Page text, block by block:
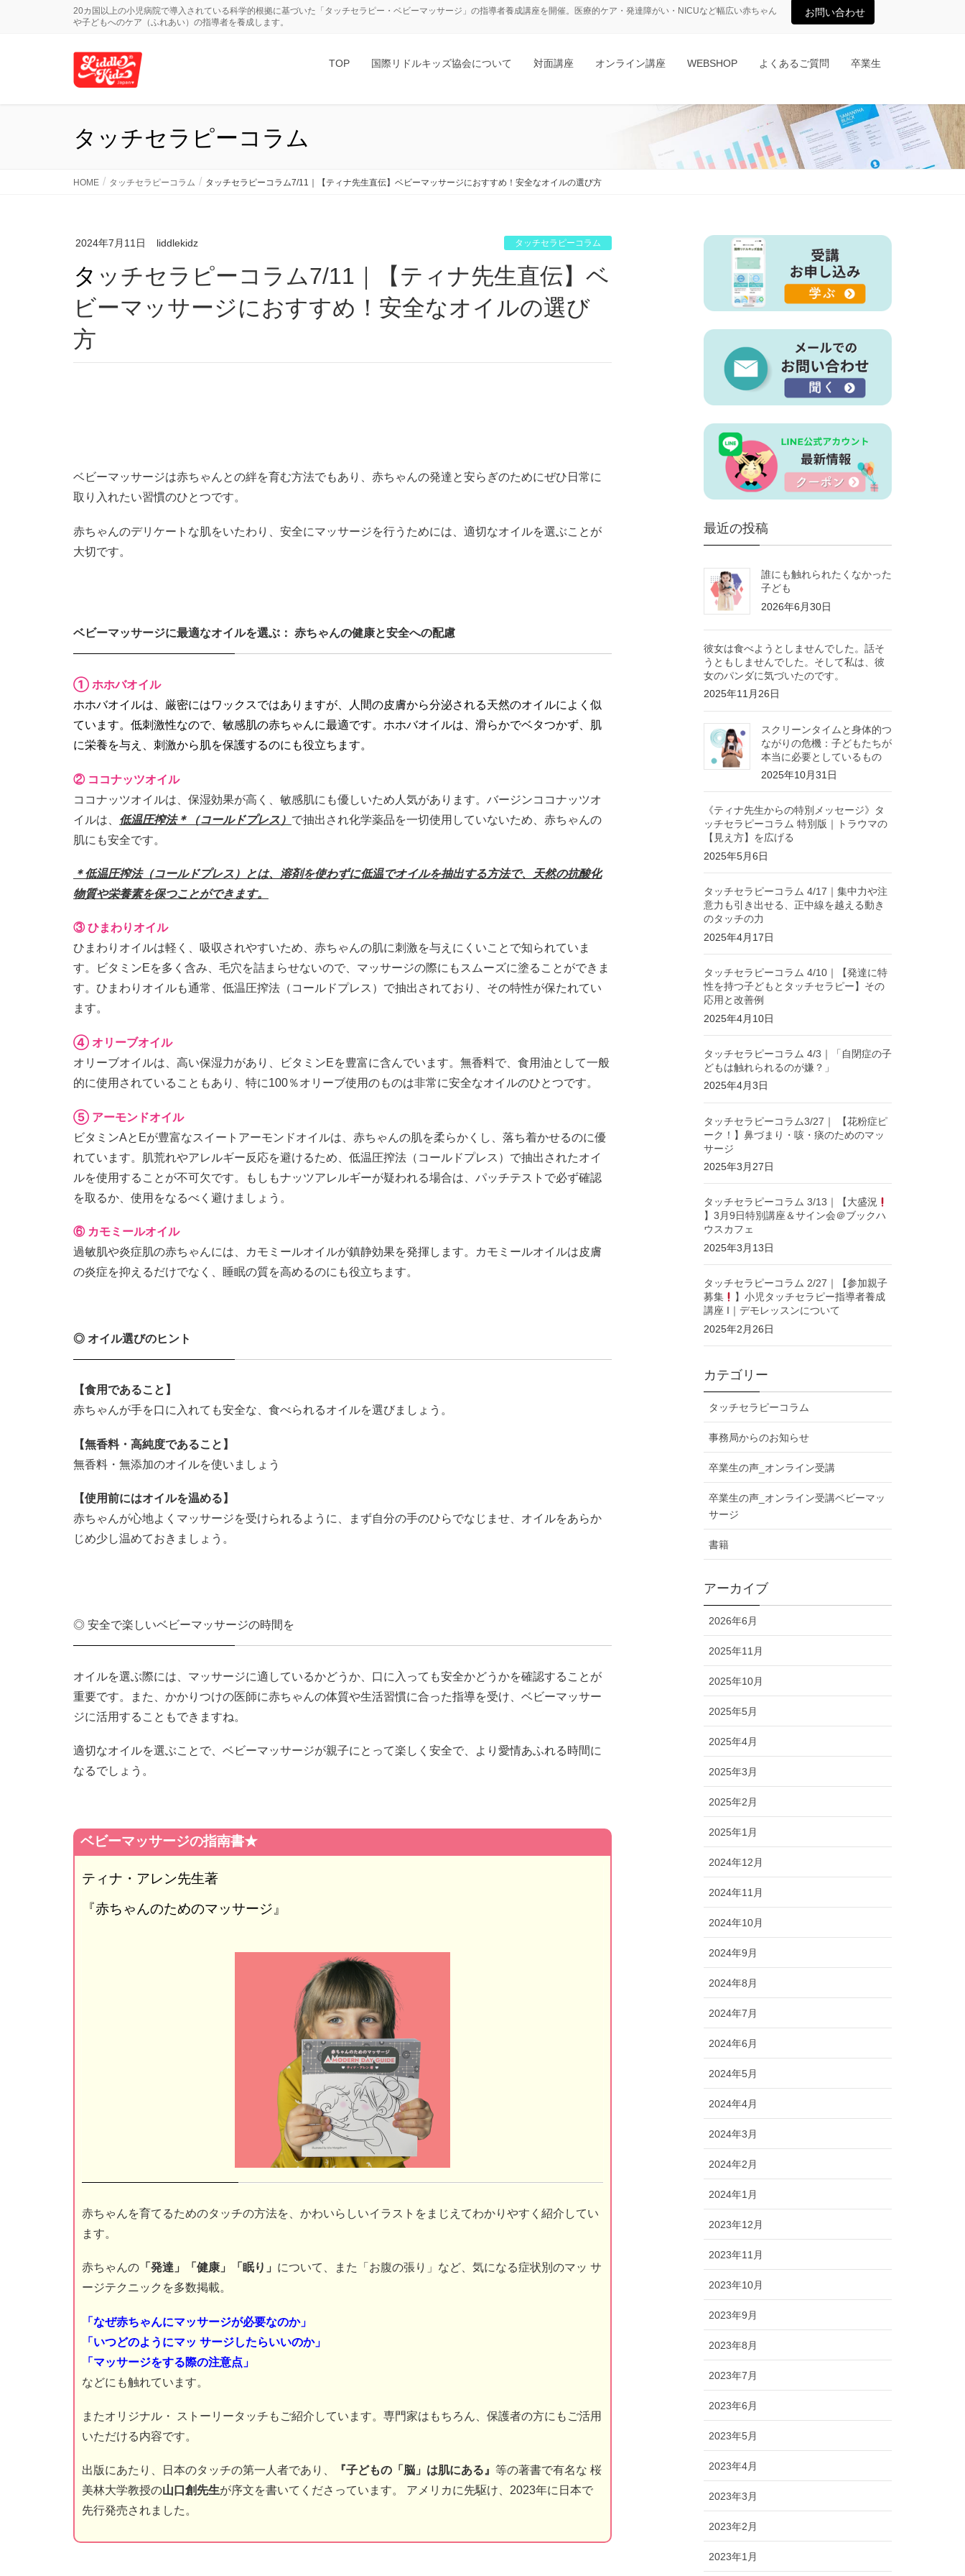
20カ国以上の小児病院で導入されている科学的根拠に基づいた「タッチセラピー・ベビーマッサージ」の指導者養成講座を開催。医療的ケア・発達障がい・NICUなど幅広い赤ちゃん
や子どもへのケア（ふれあい）の指導者を養成します。
お問い合わせ
TOP 国際リドルキッズ協会について 対面講座 オンライン講座 WEBSHOP よくあるご質問 卒業生
タッチセラピーコラム
HOME タッチセラピーコラム タッチセラピーコラム7/11｜【ティナ先生直伝】ベビーマッサージにおすすめ！安全なオイルの選び方
2024年7月11日 liddlekidz タッチセラピーコラム
タッチセラピーコラム7/11｜【ティナ先生直伝】ベ
ビーマッサージにおすすめ！安全なオイルの選び
方
ベビーマッサージは赤ちゃんとの絆を育む方法でもあり、赤ちゃんの発達と安らぎのためにぜひ日常に
取り入れたい習慣のひとつです。
赤ちゃんのデリケートな肌をいたわり、安全にマッサージを行うためには、適切なオイルを選ぶことが
大切です。
ベビーマッサージに最適なオイルを選ぶ： 赤ちゃんの健康と安全への配慮
① ホホバオイル
ホホバオイルは、厳密にはワックスではありますが、人間の皮膚から分泌される天然のオイルによく似
ています。低刺激性なので、敏感肌の赤ちゃんに最適です。ホホバオイルは、滑らかでベタつかず、肌
に栄養を与え、刺激から肌を保護するのにも役立ちます。
② ココナッツオイル
ココナッツオイルは、保湿効果が高く、敏感肌にも優しいため人気があります。バージンココナッツオ
イルは、 低温圧搾法＊（コールドプレス） で抽出され化学薬品を一切使用していないため、赤ちゃんの
肌にも安全です。
＊低温圧搾法（コールドプレス）とは、溶剤を使わずに低温でオイルを抽出する方法で、天然の抗酸化
物質や栄養素を保つことができます。
③ ひまわりオイル
ひまわりオイルは軽く、吸収されやすいため、赤ちゃんの肌に刺激を与えにくいことで知られていま
す。ビタミンEを多く含み、毛穴を詰まらせないので、マッサージの際にもスムーズに塗ることができま
す。ひまわりオイルも通常、低温圧搾法（コールドプレス）で抽出されており、その特性が保たれてい
ます。
④ オリーブオイル
オリーブオイルは、高い保湿力があり、ビタミンEを豊富に含んでいます。無香料で、食用油として一般
的に使用されていることもあり、特に100％オリーブ使用のものは非常に安全なオイルのひとつです。
⑤ アーモンドオイル
ビタミンAとEが豊富なスイートアーモンドオイルは、赤ちゃんの肌を柔らかくし、落ち着かせるのに優
れています。肌荒れやアレルギー反応を避けるため、低温圧搾法（コールドプレス）で抽出されたオイ
ルを使用することが不可欠です。もしもナッツアレルギーが疑われる場合は、パッチテストで必ず確認
を取るか、使用をなるべく避けましょう。
⑥ カモミールオイル
過敏肌や炎症肌の赤ちゃんには、カモミールオイルが鎮静効果を発揮します。カモミールオイルは皮膚
の炎症を抑えるだけでなく、睡眠の質を高めるのにも役立ちます。
◎ オイル選びのヒント
【食用であること】
赤ちゃんが手を口に入れても安全な、食べられるオイルを選びましょう。
【無香料・高純度であること】
無香料・無添加のオイルを使いましょう
【使用前にはオイルを温める】
赤ちゃんが心地よくマッサージを受けられるように、まず自分の手のひらでなじませ、オイルをあらか
じめ少し温めておきましょう。
◎ 安全で楽しいベビーマッサージの時間を
オイルを選ぶ際には、マッサージに適しているかどうか、口に入っても安全かどうかを確認することが
重要です。また、 かかりつけの医師に赤ちゃんの体質や生活習慣に合った指導を受け、ベビーマッサー
ジに活用することもできますね。
適切なオイルを選ぶことで、ベビーマッサージが親子にとって楽しく安全で、より愛情あふれる時間に
なるでしょう。
ベビーマッサージの指南書★
ティナ・アレン先生著
『赤ちゃんのためのマッサージ』
赤ちゃんを育てるためのタッチの方法を、かわいらしいイラストをまじえてわかりやすく紹介してい
ます。
赤ちゃんの 「発達」「健康」「眠り」 について、また「お腹の張り」など、気になる症状別のマッ サ
ージテクニックを多数掲載。
「なぜ赤ちゃんにマッサージが必要なのか」
「いつどのようにマッ サージしたらいいのか」
「マッサージをする際の注意点」
などにも触れています。
またオリジナル・ ストーリータッチもご紹介しています。専門家はもちろん、保護者の方にもご活用
いただける内容です。
出版にあたり、日本のタッチの第一人者であり、 『子どもの「脳」は肌にある』 等の著書で有名な 桜
美林大学教授の山口創先生が序文を書いてくださっています。 アメリカに先駆け、2023年に日本で
先行発売されました。
最近の投稿
誰にも触れられたくなかった
子ども
2026年6月30日
彼女は食べようとしませんでした。話そ
うともしませんでした。そして私は、彼
女のパンダに気づいたのです。
2025年11月26日
スクリーンタイムと身体的つ
ながりの危機：子どもたちが
本当に必要としているもの
2025年10月31日
《ティナ先生からの特別メッセージ》タ
ッチセラピーコラム 特別版｜トラウマの
【見え方】を広げる
2025年5月6日
タッチセラピーコラム 4/17｜集中力や注
意力も引き出せる、正中線を越える動き
のタッチの力
2025年4月17日
タッチセラピーコラム 4/10｜【発達に特
性を持つ子どもとタッチセラピー】その
応用と改善例
2025年4月10日
タッチセラピーコラム 4/3｜「自閉症の子
どもは触れられるのが嫌？」
2025年4月3日
タッチセラピーコラム3/27｜ 【花粉症ピ
ーク！】鼻づまり・咳・痰のためのマッ
サージ
2025年3月27日
タッチセラピーコラム 3/13｜【大盛況
】3月9日特別講座＆サイン会＠ブックハ
ウスカフェ
2025年3月13日
タッチセラピーコラム 2/27｜【参加親子
募集
】小児タッチセラピー指導者養成
講座 I｜デモレッスンについて
2025年2月26日
カテゴリー
タッチセラピーコラム
事務局からのお知らせ
卒業生の声_オンライン受講
卒業生の声_オンライン受講ベビーマッ
サージ
書籍
アーカイブ
2026年6月
2025年11月
2025年10月
2025年5月
2025年4月
2025年3月
2025年2月
2025年1月
2024年12月
2024年11月
2024年10月
2024年9月
2024年8月
2024年7月
2024年6月
2024年5月
2024年4月
2024年3月
2024年2月
2024年1月
2023年12月
2023年11月
2023年10月
2023年9月
2023年8月
2023年7月
2023年6月
2023年5月
2023年4月
2023年3月
2023年2月
2023年1月